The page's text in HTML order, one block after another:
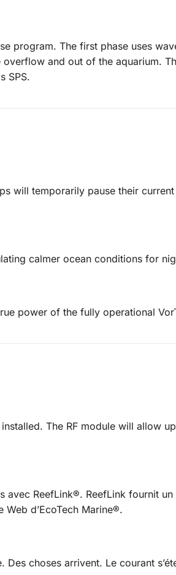
program. The first phase uses
and out of the aquarium.
SPS.
will temporarily pause their
calmer ocean conditions for
power of the fully operational
The RF module will allow
ReefLink®. ReefLink fournit
Web d’EcoTech Marine®.
choses arrivent. Le courant